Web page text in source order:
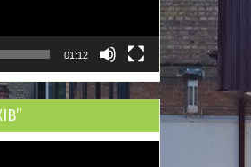
01:12